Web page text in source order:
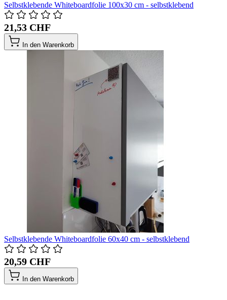
Selbstklebende Whiteboardfolie 100x30 cm - selbstklebend
21,53 CHF
In den Warenkorb
Selbstklebende Whiteboardfolie 60x40 cm - selbstklebend
20,59 CHF
In den Warenkorb